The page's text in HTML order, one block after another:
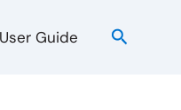
User Guide
검